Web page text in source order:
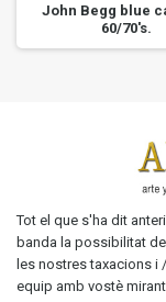
John Begg blue
60/70's.
Tot el que s'ha dit
banda la possibilitat
les nostres taxacions i
equip amb vostè